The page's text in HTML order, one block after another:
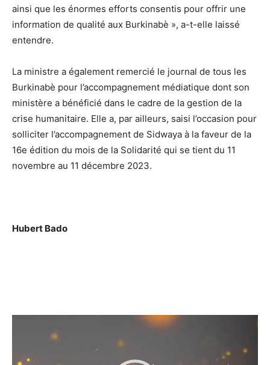
ainsi que les énormes efforts consentis pour offrir une
information de qualité aux Burkinabè », a-t-elle laissé
entendre.
La ministre a également remercié le journal de tous les
Burkinabè pour l’accompagnement médiatique dont son
ministère a bénéficié dans le cadre de la gestion de la
crise humanitaire. Elle a, par ailleurs, saisi l’occasion pour
solliciter l’accompagnement de Sidwaya à la faveur de la
16e édition du mois de la Solidarité qui se tient du 11
novembre au 11 décembre 2023.
Hubert Bado
Lecteur